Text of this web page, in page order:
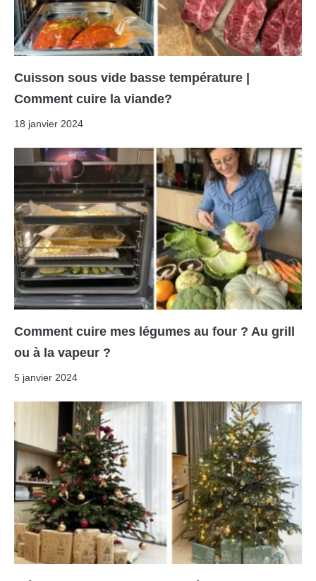
Cuisson sous vide basse température |
Comment cuire la viande?
18 janvier 2024
Comment cuire mes légumes au four ? Au grill
ou à la vapeur ?
5 janvier 2024